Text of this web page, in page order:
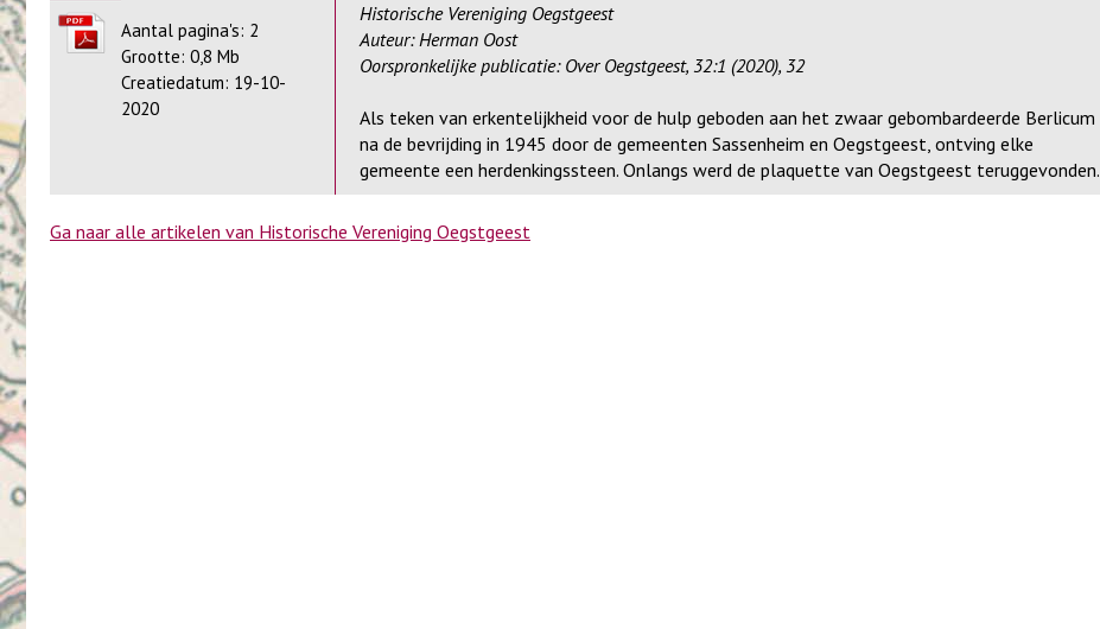
Aantal pagina's: 2
Grootte: 0,8 Mb
Creatiedatum: 19-10-
2020
Historische Vereniging Oegstgeest
Auteur: Herman Oost
Oorspronkelijke publicatie: Over Oegstgeest, 32:1 (2020), 32
Als teken van erkentelijkheid voor de hulp geboden aan het zwaar gebombardeerde Berlicum
na de bevrijding in 1945 door de gemeenten Sassenheim en Oegstgeest, ontving elke
gemeente een herdenkingssteen. Onlangs werd de plaquette van Oegstgeest teruggevonden.
Ga naar alle artikelen van Historische Vereniging Oegstgeest